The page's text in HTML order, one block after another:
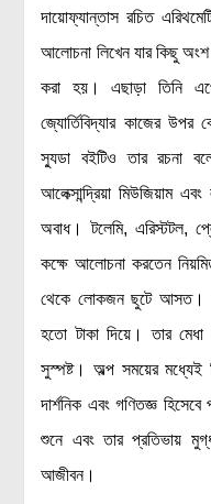
দায়োফ্যান্তাস রচিত
আলোচনা লিখেন যার কিছু
করা হয়। এছাড়া তিনি
জ্যোর্তিবিদ্যার কাজের
স্যুডা বইটিও তার রচনা
আলেক্সান্দ্রিয়া মিউজিয়াম
অবাধ। টলেমি, এরিস্টটল,
কক্ষে আলোচনা করতেন
থেকে লোকজন ছুটে আসত।
হতো টাকা দিয়ে। তার
সুস্পষ্ট। অল্প সময়ের মধ্যেই
দার্শনিক এবং গণিতজ্ঞ
শুনে এবং তার প্রতিভায়
আজীবন।